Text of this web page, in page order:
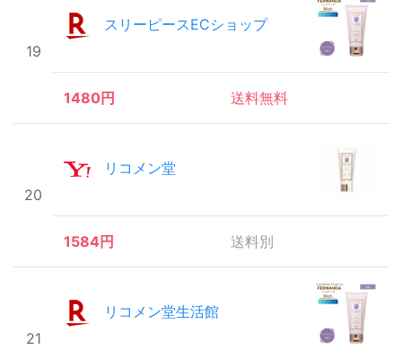
19
スリーピースECショップ
1480円 送料無料
20
リコメン堂
1584円 送料別
21
リコメン堂生活館